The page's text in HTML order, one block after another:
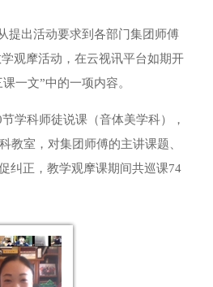
提出活动要求到各部门集团师傅
观摩活动，在云视讯平台如期开
一文”中的一项内容。
节学科师徒说课（音体美学科），
教室，对集团师傅的主讲课题、
纠正，教学观摩课期间共巡课74